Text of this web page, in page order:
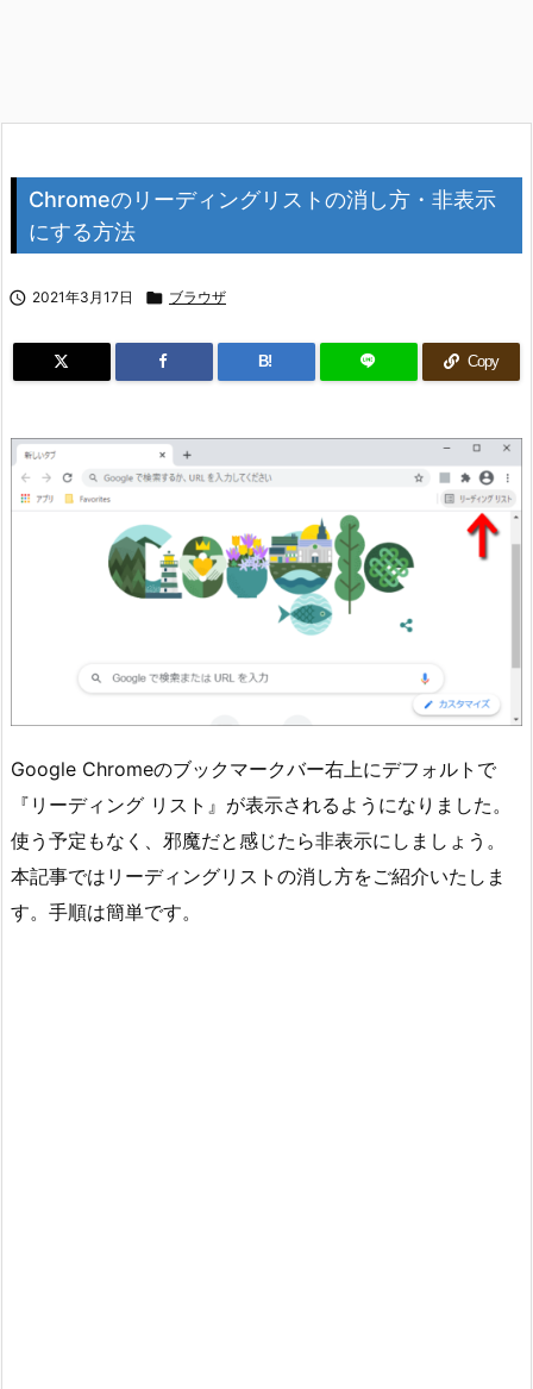
Chromeのリーディングリストの消し方・非表示
にする方法
 2021年3月17日  ブラウザ
B! Copy
Google Chromeのブックマークバー右上にデフォルトで
『リーディング リスト』が表示されるようになりました。
使う予定もなく、邪魔だと感じたら非表示にしましょう。
本記事ではリーディングリストの消し方をご紹介いたしま
す。手順は簡単です。